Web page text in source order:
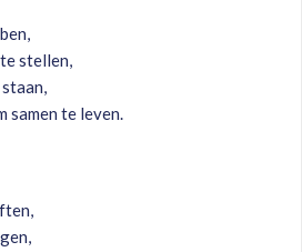
stellen,
samen te leven.